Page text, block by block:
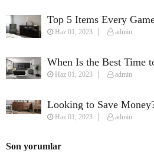
Top 5 Items Every
Perfect Streaming Setup
Haz 01, 2023 admin
When Is the Best Time
Furniture?
Haz 01, 2023 admin
Looking to Save
Furnish Your House on a
Haz 01, 2023 admin
Son yorumlar